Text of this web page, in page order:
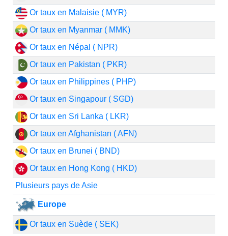
Or taux en Malaisie ( MYR)
Or taux en Myanmar ( MMK)
Or taux en Népal ( NPR)
Or taux en Pakistan ( PKR)
Or taux en Philippines ( PHP)
Or taux en Singapour ( SGD)
Or taux en Sri Lanka ( LKR)
Or taux en Afghanistan ( AFN)
Or taux en Brunei ( BND)
Or taux en Hong Kong ( HKD)
Plusieurs pays de Asie
Europe
Or taux en Suède ( SEK)